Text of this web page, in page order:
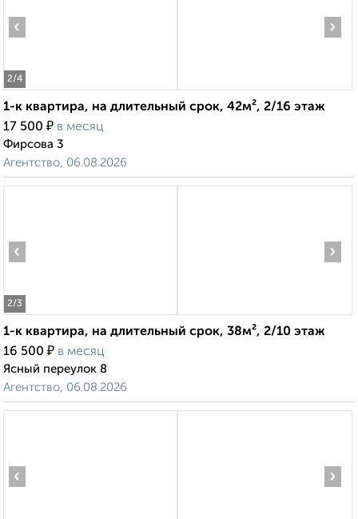
2/4
‹ ›
1-к квартира, на длительный срок, 42м², 2/16 этаж
17 500 ₽ в месяц
Фирсова 3
Агентство, 06.08.2026
2/3
‹ ›
1-к квартира, на длительный срок, 38м², 2/10 этаж
16 500 ₽ в месяц
Ясный переулок 8
Агентство, 06.08.2026
‹ ›